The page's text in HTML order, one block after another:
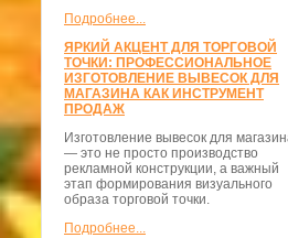
Подробнее...
ЯРКИЙ АКЦЕНТ ДЛЯ ТОРГОВОЙ
ТОЧКИ: ПРОФЕССИОНАЛЬНОЕ
ИЗГОТОВЛЕНИЕ ВЫВЕСОК ДЛЯ
МАГАЗИНА КАК ИНСТРУМЕНТ
ПРОДАЖ
Изготовление вывесок для
— это не просто производство
рекламной конструкции, а важный
этап формирования визуального
образа торговой точки.
Подробнее...